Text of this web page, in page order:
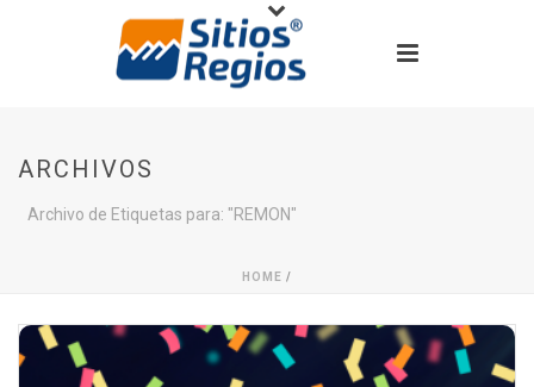
ARCHIVOS
Archivo de Etiquetas para: "REMON"
HOME /